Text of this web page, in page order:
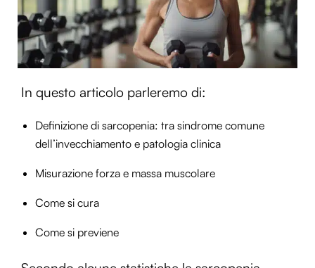
In questo articolo parleremo di:
Definizione di sarcopenia: tra sindrome comune
dell’invecchiamento e patologia clinica
Misurazione forza e massa muscolare
Come si cura
Come si previene